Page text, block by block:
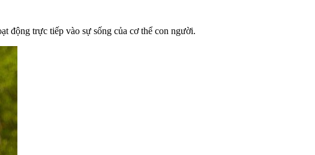
động trực tiếp vào sự sống của cơ thể con người.